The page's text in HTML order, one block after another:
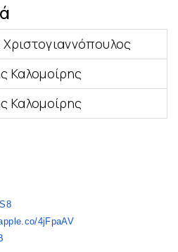
Καλομοίρης
Καλομοίρης
4jFpaAV